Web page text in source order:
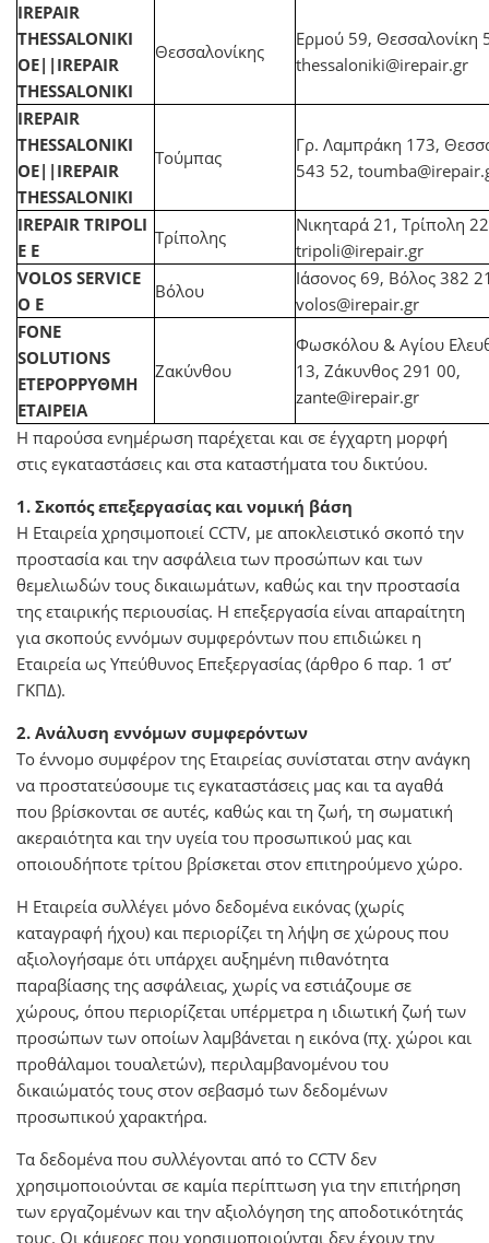
IREPAIR
THESSALONIKI
ΟΕ||IREPAIR
THESSALONIKI
Θεσσαλονίκης
Ερμού 59, Θεσσαλονίκη
thessaloniki@irepair.gr
IREPAIR
THESSALONIKI
ΟΕ||IREPAIR
THESSALONIKI
Τούμπας
Γρ. Λαμπράκη 173,
543 52,
IREPAIR TRIPOLI
Ε Ε
Τρίπολης
Νικηταρά 21, Τρίπολη
tripoli@irepair.gr
VOLOS SERVICE
Ο Ε
Βόλου
Ιάσονος 69, Βόλος 382
volos@irepair.gr
FONE
SOLUTIONS
ΕΤΕΡΟΡΡΥΘΜΗ
ΕΤΑΙΡΕΙΑ
Ζακύνθου
Φωσκόλου & Αγίου
13, Ζάκυνθος 291 00,
zante@irepair.gr
Η παρούσα ενημέρωση παρέχεται και σε έγχαρτη μορφή
στις εγκαταστάσεις και στα καταστήματα του δικτύου.
1. Σκοπός επεξεργασίας και νομική βάση
H Εταιρεία χρησιμοποιεί CCTV, με αποκλειστικό σκοπό την
προστασία και την ασφάλεια των προσώπων και των
θεμελιωδών τους δικαιωμάτων, καθώς και την προστασία
της εταιρικής περιουσίας. Η επεξεργασία είναι απαραίτητη
για σκοπούς εννόμων συμφερόντων που επιδιώκει η
Εταιρεία ως Υπεύθυνος Επεξεργασίας (άρθρο 6 παρ. 1 στ’
ΓΚΠΔ).
2. Ανάλυση εννόμων συμφερόντων
Το έννομο συμφέρον της Εταιρείας συνίσταται στην ανάγκη
να προστατεύσουμε τις εγκαταστάσεις μας και τα αγαθά
που βρίσκονται σε αυτές, καθώς και τη ζωή, τη σωματική
ακεραιότητα και την υγεία του προσωπικού μας και
οποιουδήποτε τρίτου βρίσκεται στον επιτηρούμενο χώρο.
Η Εταιρεία συλλέγει μόνο δεδομένα εικόνας (χωρίς
καταγραφή ήχου) και περιορίζει τη λήψη σε χώρους που
αξιολογήσαμε ότι υπάρχει αυξημένη πιθανότητα
παραβίασης της ασφάλειας, χωρίς να εστιάζουμε σε
χώρους, όπου περιορίζεται υπέρμετρα η ιδιωτική ζωή των
προσώπων των οποίων λαμβάνεται η εικόνα (πχ. χώροι και
προθάλαμοι τουαλετών), περιλαμβανομένου του
δικαιώματός τους στον σεβασμό των δεδομένων
προσωπικού χαρακτήρα.
Τα δεδομένα που συλλέγονται από το CCTV δεν
χρησιμοποιούνται σε καμία περίπτωση για την επιτήρηση
των εργαζομένων και την αξιολόγηση της αποδοτικότητάς
τους. Οι κάμερες που χρησιμοποιούνται δεν έχουν την